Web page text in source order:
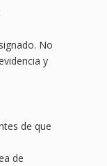
No
y
de que
de